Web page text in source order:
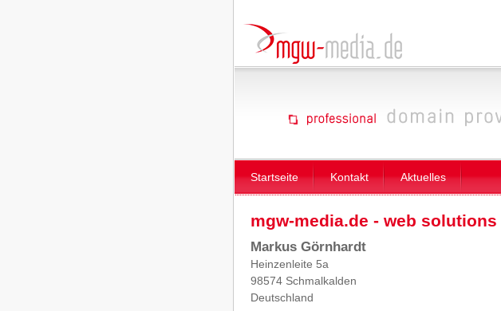
Startseite Kontakt Aktuelles
mgw-media.de - web solutions
Markus Görnhardt
Heinzenleite 5a
98574 Schmalkalden
Deutschland